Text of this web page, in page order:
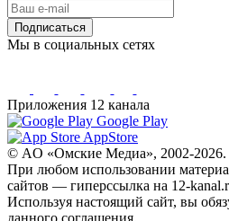
Подписаться
Мы в социальных сетях
Приложения 12 канала
Google Play
AppStore
© AO «Омские Медиа», 2002-
При любом использовании
сайтов — гиперссылка на 12-
Используя настоящий сайт, вы
данного соглашения.